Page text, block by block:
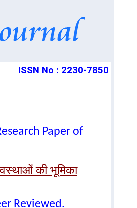
ISSN No : 2230-7850
Paper of
की भूमिका
Reviewed.